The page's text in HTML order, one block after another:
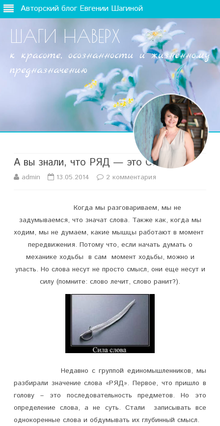
Авторский блог Евгении Шагиной
ШАГИ НАВЕРХ
к красоте, осознанности и жизненному
предназначению
А вы знали, что РЯД — это СИЛА?
admin 13.05.2014 2 комментария
а
п
и
и
н
а
и
Когда мы разговариваем, мы не
задумываемся, что значат слова. Также как, когда мы
ходим, мы не думаем, какие мышцы работают в момент
передвижения. Потому что, если начать думать о
механике ходьбы в сам момент ходьбы, можно и
упасть. Но слова несут не просто смысл, они еще несут и
силу (помните: слово лечит, слово ранит?).
Недавно с группой единомышленников, мы
разбирали значение слова «РЯД». Первое, что пришло в
голову – это последовательность предметов. Но это
определение слова, а не суть. Стали записывать все
однокоренные слова и обдумывать их глубинный смысл.